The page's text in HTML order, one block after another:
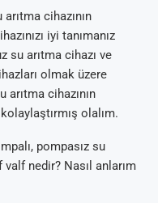
cihazının
iyi tanımanız
su arıtma cihazı ve
olmak üzere
arıtma cihazının
olalım.
pompasız su
nedir? Nasıl anlarım